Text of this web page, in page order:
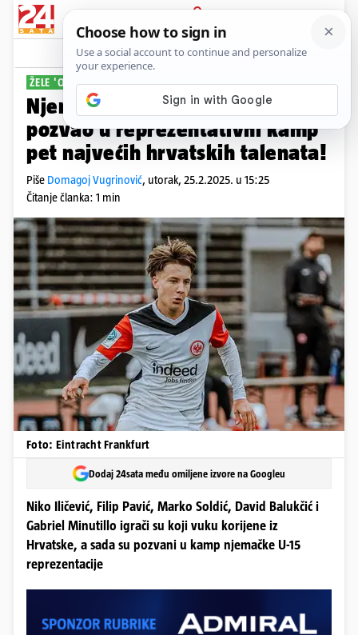
PRIJAVA
Sport Komentari
ŽELE 'OTETI' TALENTE
Njemački nogometni savez
pozvao u reprezentativni kamp
pet najvećih hrvatskih talenata!
Piše Domagoj Vugrinović, utorak, 25.2.2025. u 15:25
Čitanje članka: 1 min
Foto: Eintracht Frankfurt
Dodaj 24sata među omiljene izvore na Googleu
Niko Iličević, Filip Pavić, Marko Soldić, David Balukčić i
Gabriel Minutillo igrači su koji vuku korijene iz
Hrvatske, a sada su pozvani u kamp njemačke U-15
reprezentacije